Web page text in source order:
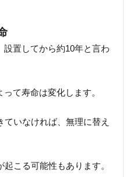
置してから約10年と言わ
て寿命は変化します。
いなければ、無理に替え
こる可能性もあります。